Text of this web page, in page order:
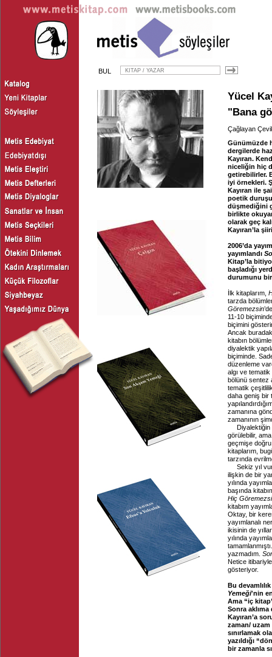
BUL
Yücel
"Bana
Çağlayan
Günümüzde
dergilerde
Kayıran.
niceliğin hiç
getirebilirler.
iyi örnekleri.
Kayıran ile
poetik
düşmediğini
birlikte
olarak geç
Kayıran’la
2006’da
yayımlandı
Kitap’la
başladığı
durumunu
İlk kitaplarım,
tarzda
Göremezsin
11-10
biçimini
Ancak
kitabın
diyalektik
biçiminde.
düzenleme
algı ve
bölünü sentez
tematik
daha geniş bir
zamanına
zamanının
Diyalektiğin
görülebilir,
geçmişe doğru
kitaplarım,
tarzında
Sekiz yıl
ilişkin de bir
yılında
başında
Hiç
kitabım
Oktay, bir
yayımlanalı
ikisinin de
yılında
yazmadım.
Netice
gösteriyor.
Bu
Yemeği'nin
Ama “iç
Sonra
Kayıran’a
zaman/ uzam
sınırlamak
yazıldığı
bir zamanla